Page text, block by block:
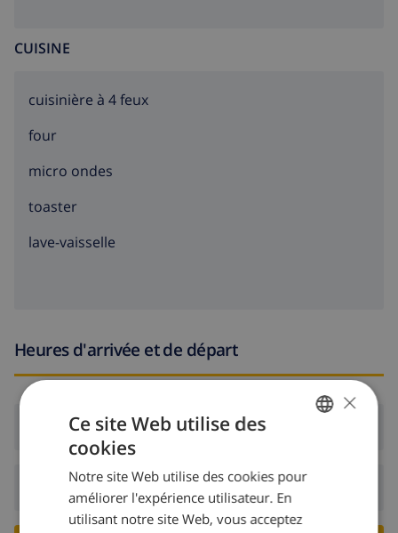
CUISINE
cuisinière à 4 feux
four
micro ondes
toaster
lave-vaisselle
Heures d'arrivée et de départ
Arrivée:De 17:00 avant 19:00
Départ:Avant: 10:00DUTCH
×
Ce site Web utilise des
cookies
Notre site Web utilise des cookies pour
améliorer l'expérience utilisateur. En
utilisant notre site Web, vous acceptez